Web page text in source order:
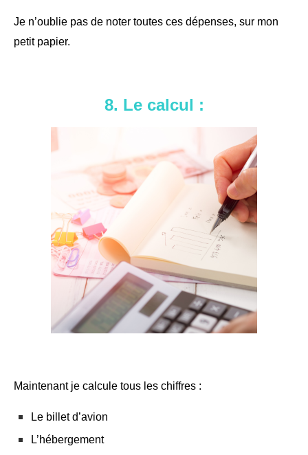
Je n’oublie pas de noter toutes ces dépenses, sur mon
petit papier.
8. Le calcul :
Maintenant je calcule tous les chiffres :
Le billet d’avion
L’hébergement